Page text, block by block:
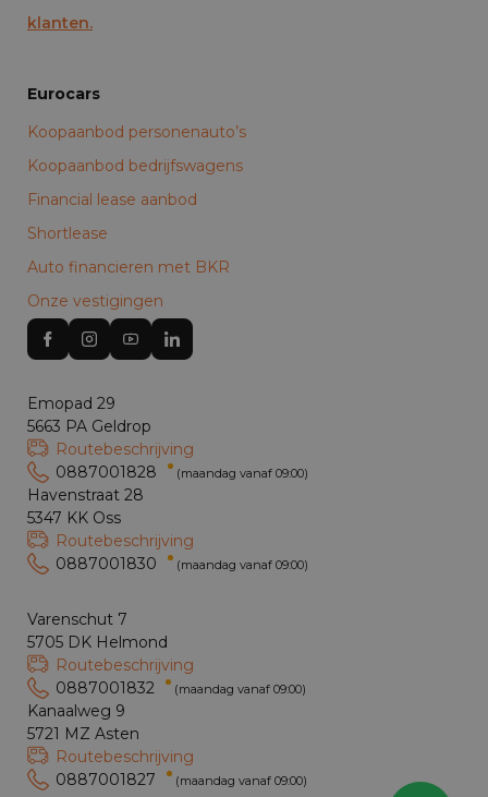
klanten.
Eurocars
Koopaanbod personenauto’s
Koopaanbod bedrijfswagens
Financial lease aanbod
Shortlease
Auto financieren met BKR
Onze vestigingen
Emopad 29
5663 PA Geldrop
Routebeschrijving
0887001828
(maandag vanaf 09:00)
Havenstraat 28
5347 KK Oss
Routebeschrijving
0887001830
(maandag vanaf 09:00)
Varenschut 7
5705 DK Helmond
Routebeschrijving
0887001832
(maandag vanaf 09:00)
Kanaalweg 9
5721 MZ Asten
Routebeschrijving
0887001827
(maandag vanaf 09:00)